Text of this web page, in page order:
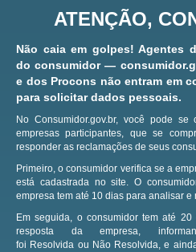
ATENÇÃO,
Não caia em golpes! Agentes
do consumidor —
e dos Procons não entram em
para solicitar dados pessoais.
No Consumidor.gov.br, você pode
empresas participantes, que se
responder as reclamações de seus
Primeiro, o consumidor verifica se a
está cadastrada no site.O
empresa tem até 10 dias para analisar e
Em seguida, o consumidor tem até
resposta da empresa,
foi Resolvida ou Não Resolvida, e